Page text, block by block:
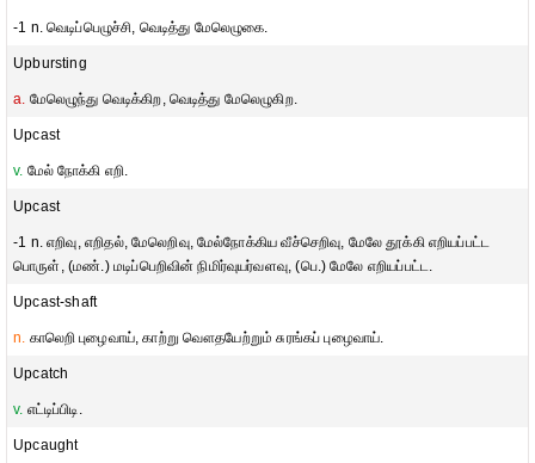
-1 n. வெடிப்பெழுச்சி, வெடித்து மேலெழுகை.
Upbursting
a. மேலெழுந்து வெடிக்கிற, வெடித்து மேலெழுகிற.
Upcast
v. மேல் நோக்கி எறி.
Upcast
-1 n. எறிவு, எறிதல், மேலெறிவு, மேல்நோக்கிய வீச்செறிவு, மேலே தூக்கி எறியப்பட்ட
பொருள், (மண்.) மடிப்பெறிவின் நிமிர்வுயர்வளவு, (பெ.) மேலே எறியப்பட்ட.
Upcast-shaft
n. காலெறி புழைவாய், காற்று வௌதயேற்றும் சுரங்கப் புழைவாய்.
Upcatch
v. எட்டிப்பிடி.
Upcaught